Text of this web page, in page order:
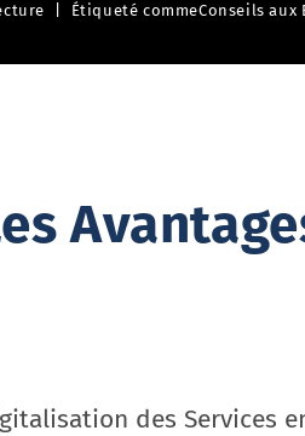
Étiqueté commeConseils aux
des Services